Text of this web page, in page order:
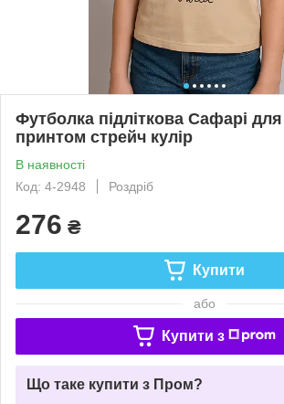
Футболка підліткова Сафарі для
принтом стрейч кулір
В наявності
Код: 4-2948
Роздріб
276 ₴
Купити
або
Купити з
Що таке купити з Пром?